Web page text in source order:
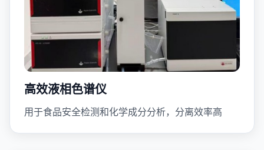
高效液相色谱仪
用于食品安全检测和化学成分分析，分离效率高